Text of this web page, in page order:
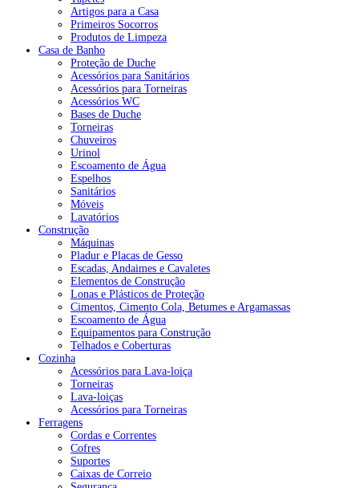
Artigos para a Casa
Primeiros Socorros
Produtos de Limpeza
Casa de Banho
Proteção de Duche
Acessórios para Sanitários
Acessórios para Torneiras
Acessórios WC
Bases de Duche
Torneiras
Chuveiros
Urinol
Escoamento de Água
Espelhos
Sanitários
Móveis
Lavatórios
Construção
Máquinas
Pladur e Placas de Gesso
Escadas, Andaimes e Cavaletes
Elementos de Construção
Lonas e Plásticos de Proteção
Cimentos, Cimento Cola, Betumes e Argamassas
Escoamento de Água
Equipamentos para Construção
Telhados e Coberturas
Cozinha
Acessórios para Lava-loiça
Torneiras
Lava-loiças
Acessórios para Torneiras
Ferragens
Cordas e Correntes
Cofres
Suportes
Caixas de Correio